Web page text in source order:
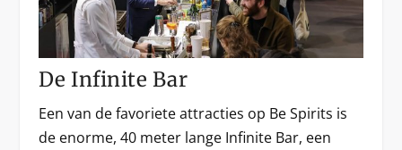
De Infinite Bar
Een van de favoriete attracties op Be Spirits is
de enorme, 40 meter lange Infinite Bar, een